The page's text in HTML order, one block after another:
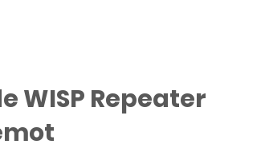
WISP Repeater